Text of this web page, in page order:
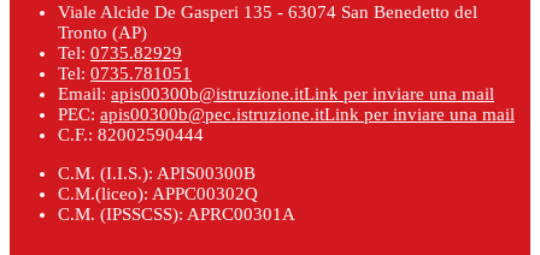
Viale Alcide De Gasperi 135 - 63074 San Benedetto del
Tronto (AP)
Tel: 0735.82929
Tel: 0735.781051
Email: apis00300b@istruzione.itLink per inviare una mail
PEC: apis00300b@pec.istruzione.itLink per inviare una mail
C.F.: 82002590444
C.M. (I.I.S.): APIS00300B
C.M.(liceo): APPC00302Q
C.M. (IPSSCSS): APRC00301A